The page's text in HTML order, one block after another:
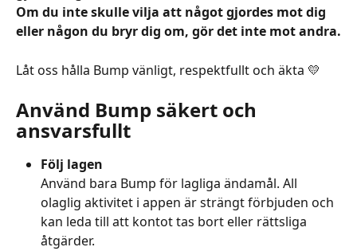
Om du inte skulle vilja att något gjordes mot dig
eller någon du bryr dig om, gör det inte mot andra.
Låt oss hålla Bump vänligt, respektfullt och äkta 💛
Använd Bump säkert och
ansvarsfullt
Följ lagen
Använd bara Bump för lagliga ändamål. All
olaglig aktivitet i appen är strängt förbjuden och
kan leda till att kontot tas bort eller rättsliga
åtgärder.